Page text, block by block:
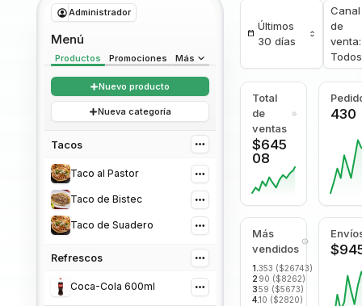
Últimos
30 días
Canal
de
venta:
Todos
Total
de
ventas
$645
08
430
Más
vendidos
1. Taco al Pastor
353 ($26743)
2.Taco de Bistec
90 ($8262)
3.Coca-Cola 600ml
59 ($5673)
4.Orden de Gringas
10 ($2820)
Administrador
Menú
Productos Promociones Más
Nuevo producto
Nueva categoría
Tacos
Taco al Pastor
Taco de Bistec
Taco de Suadero
Refrescos
Coca-Cola 600ml